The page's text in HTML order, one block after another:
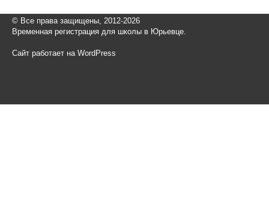
© Все права защищены, 2012-2026
Временная регистрация для школы в Юрьевце.
Сайт работает на WordPress